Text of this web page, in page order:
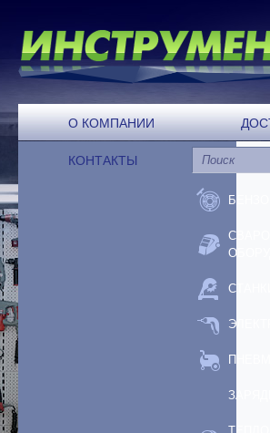
О КОМПАНИИ
КОНТАКТЫ
СТАНКИ